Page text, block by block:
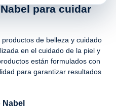
para cuidar
de belleza y cuidado
en el cuidado de la piel y
están formulados con
para garantizar resultados
Nabel